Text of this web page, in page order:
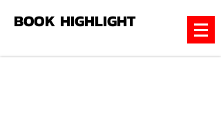
BOOK HIGHLIGHT